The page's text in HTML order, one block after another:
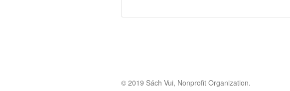
© 2019 Sách Vui, Nonprofit Organization.